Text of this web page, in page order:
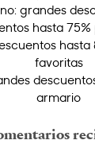
grandes
hasta
hasta
favoritas
armario